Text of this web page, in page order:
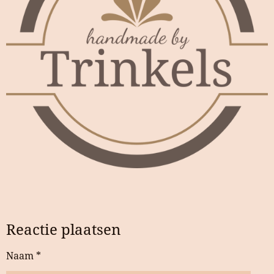
Reactie plaatsen
Naam *